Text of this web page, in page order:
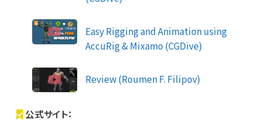
Easy Rigging and Animation using
AccuRig & Mixamo (CGDive)
Review (Roumen F. Filipov)
公式サイト：